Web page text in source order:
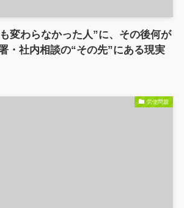
変わらなかった人”に、その後何が
・社内相談の“その先”にある現実
労使問題